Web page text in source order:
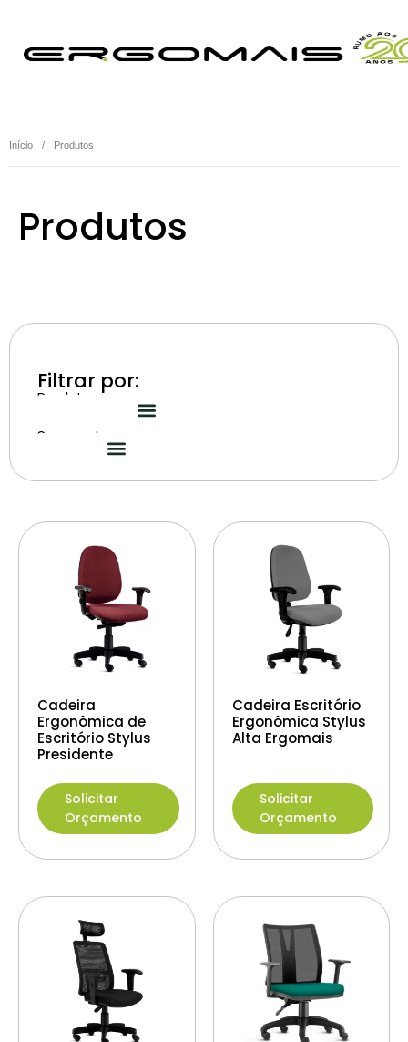
Início / Produtos
Produtos
Filtrar por:
Produtos
Segmentos
Cadeira
Ergonômica de
Escritório Stylus
Presidente
Solicitar
Orçamento
Cadeira Escritório
Ergonômica Stylus
Alta Ergomais
Solicitar
Orçamento